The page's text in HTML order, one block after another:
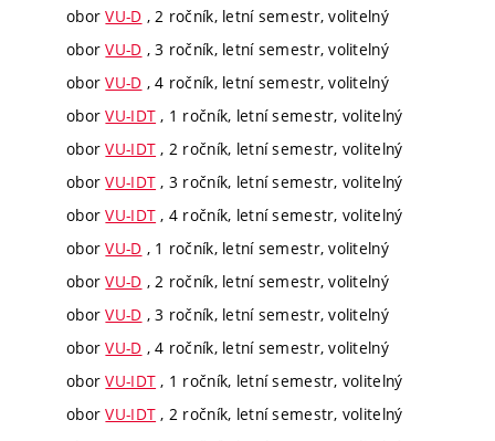
oborVU-D , 2 ročník, letní semestr, volitelný
oborVU-D , 3 ročník, letní semestr, volitelný
oborVU-D , 4 ročník, letní semestr, volitelný
oborVU-IDT , 1 ročník, letní semestr, volitelný
oborVU-IDT , 2 ročník, letní semestr, volitelný
oborVU-IDT , 3 ročník, letní semestr, volitelný
oborVU-IDT , 4 ročník, letní semestr, volitelný
oborVU-D , 1 ročník, letní semestr, volitelný
oborVU-D , 2 ročník, letní semestr, volitelný
oborVU-D , 3 ročník, letní semestr, volitelný
oborVU-D , 4 ročník, letní semestr, volitelný
oborVU-IDT , 1 ročník, letní semestr, volitelný
oborVU-IDT , 2 ročník, letní semestr, volitelný